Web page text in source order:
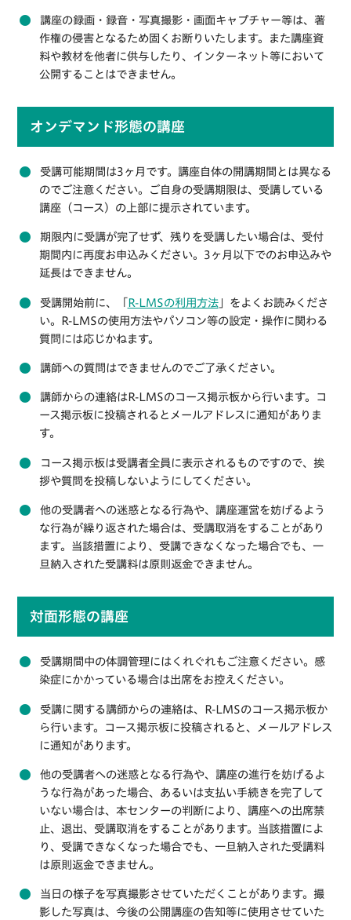
講座の録画・録音・写真撮影・画面キャプチャー等は、著
作権の侵害となるため固くお断りいたします。また講座資
料や教材を他者に供与したり、インターネット等において
公開することはできません。
オンデマンド形態の講座
受講可能期間は3ヶ月です。講座自体の開講期間とは異なる
のでご注意ください。ご自身の受講期限は、受講している
講座（コース）の上部に提示されています。
期限内に受講が完了せず、残りを受講したい場合は、受付
期間内に再度お申込みください。3ヶ月以下でのお申込みや
延長はできません。
受講開始前に、「R-LMSの利用方法」をよくお読みくださ
い。R-LMSの使用方法やパソコン等の設定・操作に関わる
質問には応じかねます。
講師への質問はできませんのでご了承ください。
講師からの連絡はR-LMSのコース掲示板から行います。コ
ース掲示板に投稿されるとメールアドレスに通知がありま
す。
コース掲示板は受講者全員に表示されるものですので、挨
拶や質問を投稿しないようにしてください。
他の受講者への迷惑となる行為や、講座運営を妨げるよう
な行為が繰り返された場合は、受講取消をすることがあり
ます。当該措置により、受講できなくなった場合でも、一
旦納入された受講料は原則返金できません。
対面形態の講座
受講期間中の体調管理にはくれぐれもご注意ください。感
染症にかかっている場合は出席をお控えください。
受講に関する講師からの連絡は、R-LMSのコース掲示板か
ら行います。コース掲示板に投稿されると、メールアドレス
に通知があります。
他の受講者への迷惑となる行為や、講座の進行を妨げるよ
うな行為があった場合、あるいは支払い手続きを完了して
いない場合は、本センターの判断により、講座への出席禁
止、退出、受講取消をすることがあります。当該措置によ
り、受講できなくなった場合でも、一旦納入された受講料
は原則返金できません。
当日の様子を写真撮影させていただくことがあります。撮
影した写真は、今後の公開講座の告知等に使用させていた